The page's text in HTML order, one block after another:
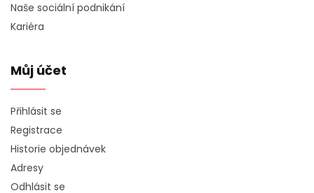
Naše sociální podnikání
Kariéra
Můj účet
Přihlásit se
Registrace
Historie objednávek
Adresy
Odhlásit se